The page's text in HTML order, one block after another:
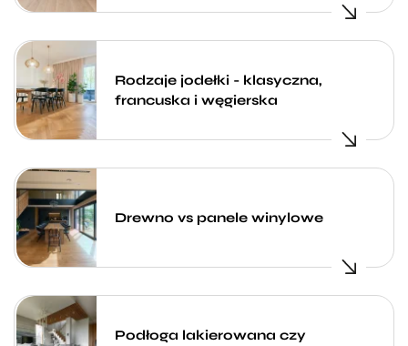
Rodzaje jodełki - klasyczna,
francuska i węgierska
Drewno vs panele winylowe
Podłoga lakierowana czy